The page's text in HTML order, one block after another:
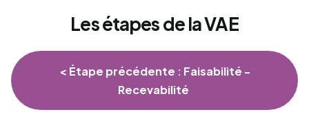
Les étapes de la VAE
< Étape précédente : Faisabilité -
Recevabilité